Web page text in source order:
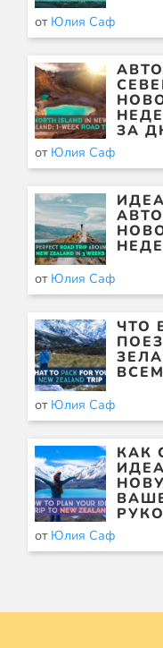
от Юлия Саф
ЗА
от Юлия Саф
от Юлия Саф
ЧТО
от Юлия Саф
КАК
от Юлия Саф